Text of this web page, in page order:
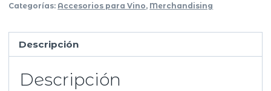
Categorías: Accesorios para Vino, Merchandising
Descripción
Descripción